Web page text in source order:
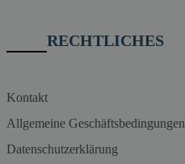
RECHTLICHES
Kontakt
Allgemeine Geschäftsbedingungen
Datenschutzerklärung